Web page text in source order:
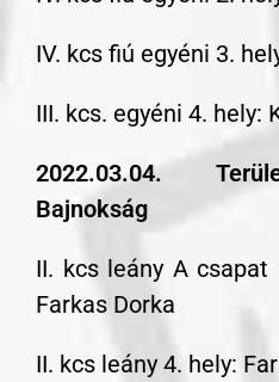
IV. kcs fiú egyéni 3.
III. kcs. egyéni 4. hely:
2022.03.04.
Bajnokság
II. kcs leány A
Farkas Dorka
II. kcs leány 4. hely: